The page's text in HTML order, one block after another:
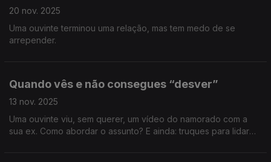
20 nov. 2025
Uma ouvinte terminou uma relação, mas tem medo de se
arrepender.
Quando vês e não consegues “desver”
13 nov. 2025
Uma ouvinte viu, sem querer, um vídeo do namorado com a
sua ex. Como abordar o assunto? E ainda: truques para lidar